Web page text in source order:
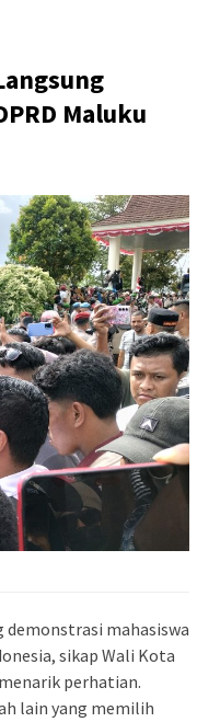
Maluku
mahasiswa
sikap Wali Kota
perhatian.
lain yang memilih